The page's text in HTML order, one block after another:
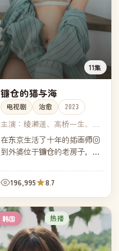
11集
镰仓的猫与海
电视剧 治愈 2023
主演： 绫濑遥、高桥一生、松
山健一、仓科加奈
在东京生活了十年的插画师回
到外婆位于镰仓的老房子，与
家的双胞胎兄妹，度过了一个
不写一笔却画得最满的夏天。
196,995 8.7
韩国 热播